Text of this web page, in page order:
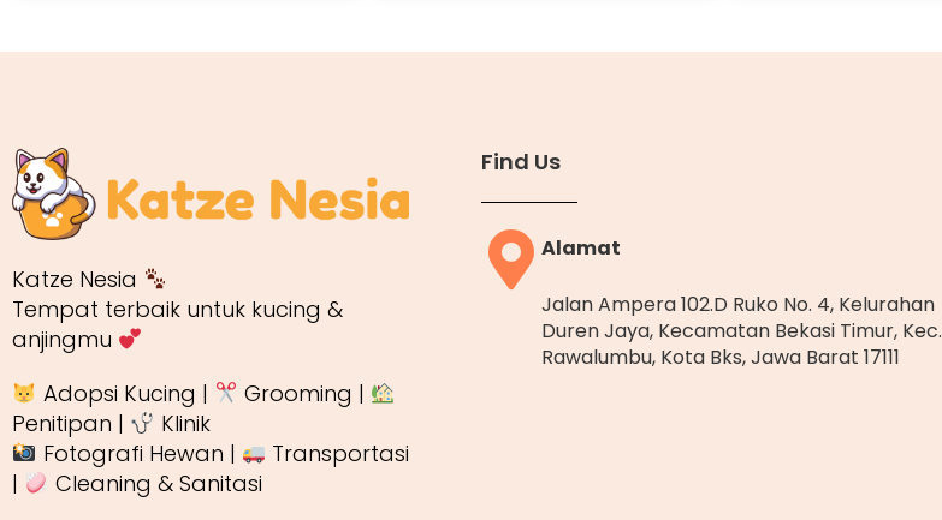
Katze Nesia
Tempat terbaik untuk kucing &
anjingmu
Adopsi Kucing |
Grooming |
Penitipan |
Klinik
Fotografi Hewan |
Transportasi
|
Cleaning & Sanitasi
Find Us
Alamat
Jalan Ampera 102.D Ruko No. 4, Kelurahan
Duren Jaya, Kecamatan Bekasi Timur, Kec.
Rawalumbu, Kota Bks, Jawa Barat 17111